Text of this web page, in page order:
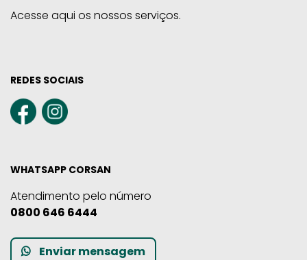
Acesse aqui os nossos serviços.
REDES SOCIAIS
WHATSAPP CORSAN
Atendimento pelo número
0800 646 6444
Enviar mensagem